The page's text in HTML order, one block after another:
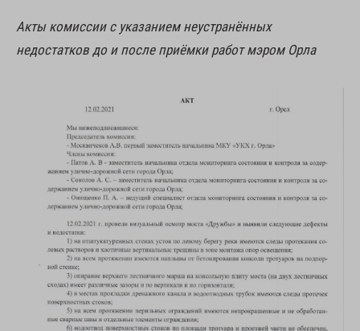
Акты комиссии с указанием неустранённых
недостатков до и после приёмки работ мэром Орла